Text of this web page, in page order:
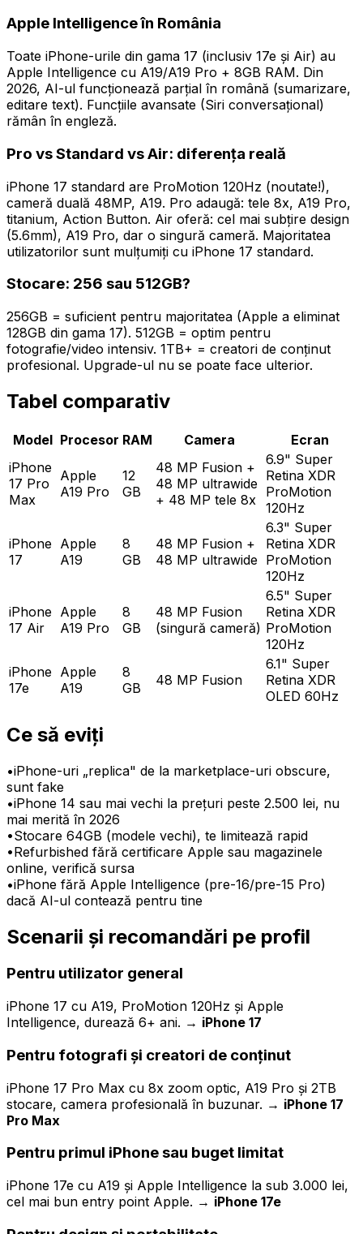
Apple Intelligence în România
Toate iPhone-urile din gama 17 (inclusiv 17e și Air) au
Apple Intelligence cu A19/A19 Pro + 8GB RAM. Din
2026, AI-ul funcționează parțial în română (sumarizare,
editare text). Funcțiile avansate (Siri conversațional)
rămân în engleză.
Pro vs Standard vs Air: diferența reală
iPhone 17 standard are ProMotion 120Hz (noutate!),
cameră duală 48MP, A19. Pro adaugă: tele 8x, A19 Pro,
titanium, Action Button. Air oferă: cel mai subțire design
(5.6mm), A19 Pro, dar o singură cameră. Majoritatea
utilizatorilor sunt mulțumiți cu iPhone 17 standard.
Stocare: 256 sau 512GB?
256GB = suficient pentru majoritatea (Apple a eliminat
128GB din gama 17). 512GB = optim pentru
fotografie/video intensiv. 1TB+ = creatori de conținut
profesional. Upgrade-ul nu se poate face ulterior.
Tabel comparativ
Model Procesor RAM Camera
Ecran
iPhone
17 Pro
Max
Apple
A19 Pro
12
GB
48 MP Fusion +
48 MP ultrawide
+ 48 MP tele 8x
6.9" Super
Retina XDR
ProMotion
120Hz
iPhone
17
Apple
A19
8
GB
48 MP Fusion +
48 MP ultrawide
6.3" Super
Retina XDR
ProMotion
120Hz
iPhone
17 Air
Apple
A19 Pro
8
GB
48 MP Fusion
(singură cameră)
6.5" Super
Retina XDR
ProMotion
120Hz
iPhone
17e
Apple
A19
8
GB
48 MP Fusion
6.1" Super
Retina XDR
OLED 60Hz
Ce să eviți
•iPhone-uri „replica" de la marketplace-uri obscure,
sunt fake
•iPhone 14 sau mai vechi la prețuri peste 2.500 lei, nu
mai merită în 2026
•Stocare 64GB (modele vechi), te limitează rapid
•Refurbished fără certificare Apple sau magazinele
online, verifică sursa
•iPhone fără Apple Intelligence (pre-16/pre-15 Pro)
dacă AI-ul contează pentru tine
Scenarii și recomandări pe profil
Pentru utilizator general
iPhone 17 cu A19, ProMotion 120Hz și Apple
Intelligence, durează 6+ ani. → iPhone 17
Pentru fotografi și creatori de conținut
iPhone 17 Pro Max cu 8x zoom optic, A19 Pro și 2TB
stocare, camera profesională în buzunar. → iPhone 17
Pro Max
Pentru primul iPhone sau buget limitat
iPhone 17e cu A19 și Apple Intelligence la sub 3.000 lei,
cel mai bun entry point Apple. → iPhone 17e